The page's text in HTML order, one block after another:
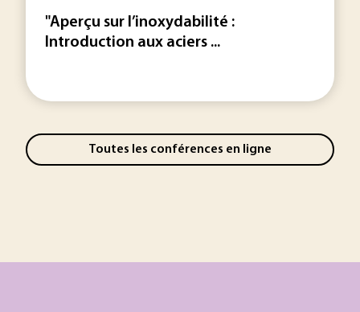
"Aperçu sur l’inoxydabilité :
Introduction aux aciers ...
Toutes les conférences en ligne